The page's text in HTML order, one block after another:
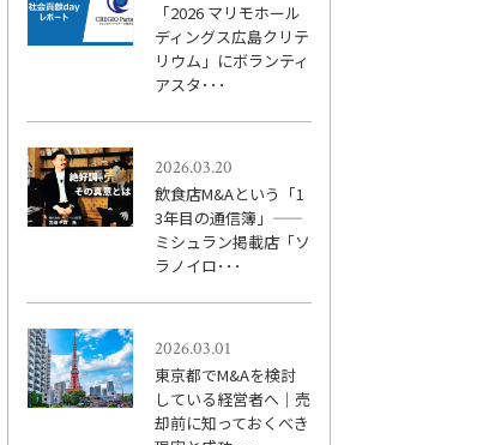
「2026 マリモホール
ディングス広島クリテ
リウム」にボランティ
アスタ･･･
2026.03.20
飲食店M&Aという「1
3年目の通信簿」——
ミシュラン掲載店「ソ
ラノイロ･･･
2026.03.01
東京都でM&Aを検討
している経営者へ｜売
却前に知っておくべき